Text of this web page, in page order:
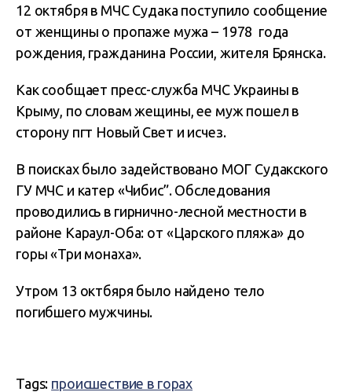
12 октября в МЧС Судака поступило сообщение
от женщины о пропаже мужа – 1978 года
рождения, гражданина России, жителя Брянска.
Как сообщает пресс-служба МЧС Украины в
Крыму, по словам жещины, ее муж пошел в
сторону пгт Новый Свет и исчез.
В поисках было задействовано МОГ Судакского
ГУ МЧС и катер «Чибис”. Обследования
проводились в гирнично-лесной местности в
районе Караул-Оба: от «Царского пляжа» до
горы «Три монаха».
Утром 13 октбяря было найдено тело
погибшего мужчины.
Tags: происшествие в горах